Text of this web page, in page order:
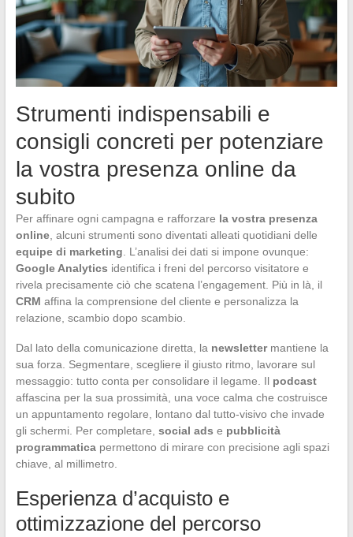
Strumenti indispensabili e
consigli concreti per potenziare
la vostra presenza online da
subito
Per affinare ogni campagna e rafforzare la vostra presenza
online, alcuni strumenti sono diventati alleati quotidiani delle
equipe di marketing . L’analisi dei dati si impone ovunque:
Google Analytics identifica i freni del percorso visitatore e
rivela precisamente ciò che scatena l’engagement. Più in là, il
CRM affina la comprensione del cliente e personalizza la
relazione, scambio dopo scambio.
Dal lato della comunicazione diretta, la newslettermantiene la
sua forza. Segmentare, scegliere il giusto ritmo, lavorare sul
messaggio: tutto conta per consolidare il legame. Il podcast
affascina per la sua prossimità, una voce calma che costruisce
un appuntamento regolare, lontano dal tutto-visivo che invade
gli schermi. Per completare, social ads e pubblicità
programmaticapermettono di mirare con precisione agli spazi
chiave, al millimetro.
Esperienza d’acquisto e
ottimizzazione del percorso